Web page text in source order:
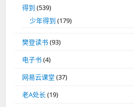
得到 (539)
少年得到 (179)
樊登读书(93)
电子书(4)
网易云课堂 (37)
老A处长(19)